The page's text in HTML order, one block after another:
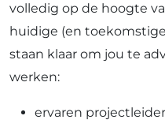
volledig op de hoogte
huidige (en
staan klaar om jou te
werken:
ervaren